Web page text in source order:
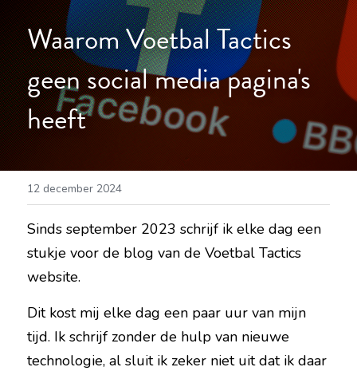
POWERED BY
Waarom Voetbal Tactics
geen social media pagina's
heeft
12 december 2024
Sinds september 2023 schrijf ik elke dag een
stukje voor de blog van de Voetbal Tactics
website.
Dit kost mij elke dag een paar uur van mijn
tijd. Ik schrijf zonder de hulp van nieuwe
technologie, al sluit ik zeker niet uit dat ik daar